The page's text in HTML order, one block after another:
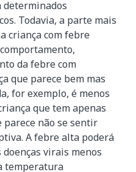
determinados
Todavia, a parte mais
criança com febre
da febre com
que parece bem mas
for exemplo, é menos
que tem apenas
não se sentir
A febre alta poderá
virais menos
temperatura